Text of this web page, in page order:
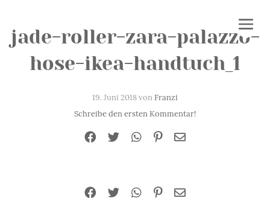
jade-roller-zara-palazzo-
hose-ikea-handtuch_1
19. Juni 2018 vonFranzi
Schreibe den ersten Kommentar!